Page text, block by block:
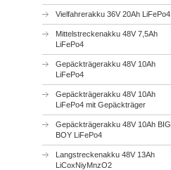
Vielfahrerakku 36V 20Ah LiFePo4
Mittelstreckenakku 48V 7,5Ah
LiFePo4
Gepäckträgerakku 48V 10Ah
LiFePo4
Gepäckträgerakku 48V 10Ah
LiFePo4 mit Gepäckträger
Gepäckträgerakku 48V 10Ah BIG
BOY LiFePo4
Langstreckenakku 48V 13Ah
LiCoxNiyMnzO2